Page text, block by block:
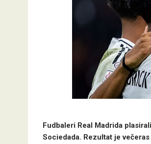
Fudbaleri Real Madrida
Sociedada. Rezultat je